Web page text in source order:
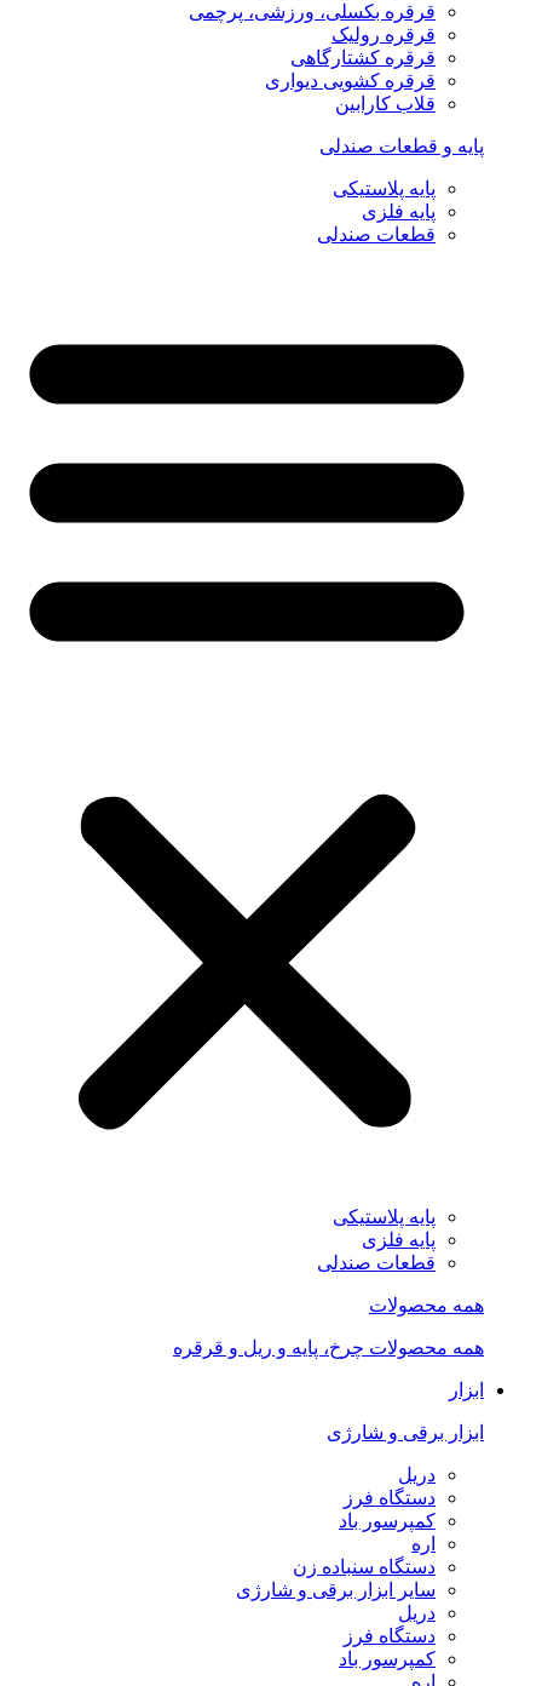
قرقره بکسلی، ورزشی، پرچمی
قرقره رولیک
قرقره کشتارگاهی
قرقره کشویی دیواری
قلاب کارابین
پایه و قطعات صندلی
پایه پلاستیکی
پایه فلزی
قطعات صندلی
پایه پلاستیکی
پایه فلزی
قطعات صندلی
همه محصولات
همه محصولات چرخ، پایه و ریل و قرقره
ابزار
ابزار برقی و شارژی
دریل
دستگاه فرز
کمپرسور باد
اره
دستگاه سنباده زن
سایر ابزار برقی و شارژی
دریل
دستگاه فرز
کمپرسور باد
اره